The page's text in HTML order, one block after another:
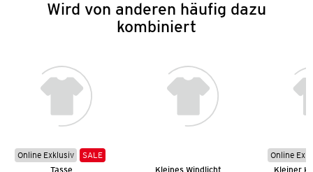
Wird von anderen häufig dazu
kombiniert
Online Exklusiv
SALE
Tasse
Kleines Windlicht
Online
Kleiner